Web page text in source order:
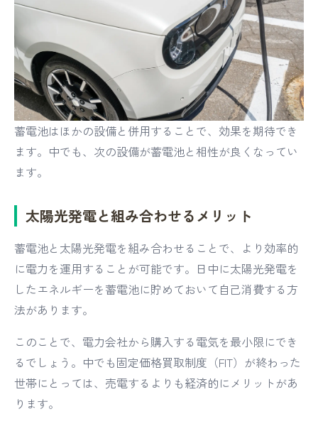
蓄電池はほかの設備と併用することで、効果を期待でき
ます。中でも、次の設備が蓄電池と相性が良くなってい
ます。
太陽光発電と組み合わせるメリット
蓄電池と太陽光発電を組み合わせることで、より効率的
に電力を運用することが可能です。日中に太陽光発電を
したエネルギーを蓄電池に貯めておいて自己消費する方
法があります。
このことで、電力会社から購入する電気を最小限にでき
るでしょう。中でも固定価格買取制度（FIT）が終わった
世帯にとっては、売電するよりも経済的にメリットがあ
ります。